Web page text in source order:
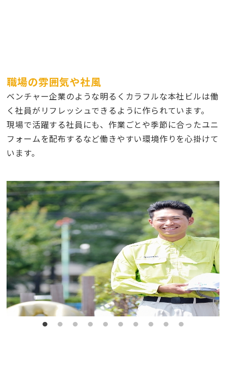
職場の雰囲気や社風
ベンチャー企業のような明るくカラフルな本社ビルは働
く社員がリフレッシュできるように作られています。
現場で活躍する社員にも、作業ごとや季節に合ったユニ
フォームを配布するなど働きやすい環境作りを心掛けて
います。